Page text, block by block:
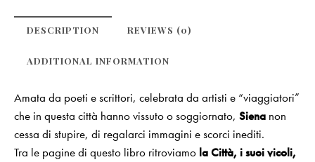
DESCRIPTION REVIEWS (0)
ADDITIONAL INFORMATION
Amata da poeti e scrittori, celebrata da artisti e “viaggiatori”
che in questa città hanno vissuto o soggiornato, Siena non
cessa di stupire, di regalarci immagini e scorci inediti.
Tra le pagine di questo libro ritroviamo la Città, i suoi vicoli,